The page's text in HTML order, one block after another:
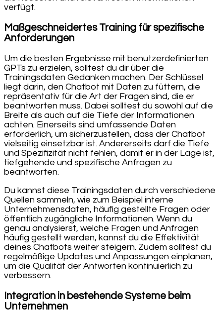
verfügt.
Maßgeschneidertes Training für spezifische
Anforderungen
Um die besten Ergebnisse mit benutzerdefinierten
GPTs zu erzielen, solltest du dir über die
Trainingsdaten Gedanken machen. Der Schlüssel
liegt darin, den Chatbot mit Daten zu füttern, die
repräsentativ für die Art der Fragen sind, die er
beantworten muss. Dabei solltest du sowohl auf die
Breite als auch auf die Tiefe der Informationen
achten. Einerseits sind umfassende Daten
erforderlich, um sicherzustellen, dass der Chatbot
vielseitig einsetzbar ist. Andererseits darf die Tiefe
und Spezifizität nicht fehlen, damit er in der Lage ist,
tiefgehende und spezifische Anfragen zu
beantworten.
Du kannst diese Trainingsdaten durch verschiedene
Quellen sammeln, wie zum Beispiel interne
Unternehmensdaten, häufig gestellte Fragen oder
öffentlich zugängliche Informationen. Wenn du
genau analysierst, welche Fragen und Anfragen
häufig gestellt werden, kannst du die Effektivität
deines Chatbots weiter steigern. Zudem solltest du
regelmäßige Updates und Anpassungen einplanen,
um die Qualität der Antworten kontinuierlich zu
verbessern.
Integration in bestehende Systeme beim
Unternehmen